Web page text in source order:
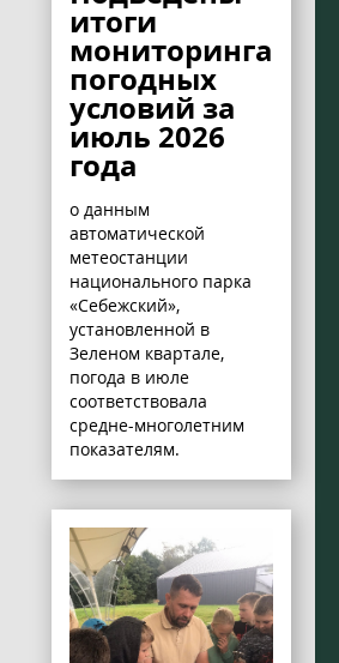
итоги
мониторинга
погодных
условий за
июль 2026
года
о данным
автоматической
метеостанции
национального парка
«Себежский»,
установленной в
Зеленом квартале,
погода в июле
соответствовала
средне-многолетним
показателям.